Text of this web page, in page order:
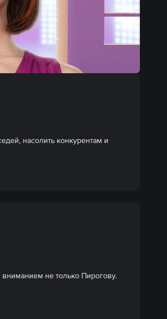
насолить конкурентам и
не только Пирогову.